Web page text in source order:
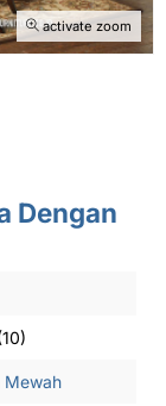
activate zoom
Dengan
Mewah